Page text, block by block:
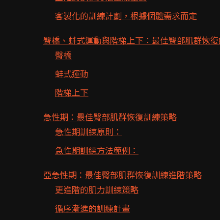
客製化的訓練計劃，根據個體需求而定
臀橋、蚌式運動與階梯上下：最佳臀部肌群恢
臀橋
蚌式運動
階梯上下
急性期：最佳臀部肌群恢復訓練策略
急性期訓練原則：
急性期訓練方法範例：
亞急性期：最佳臀部肌群恢復訓練進階策略
更進階的肌力訓練策略
循序漸進的訓練計畫